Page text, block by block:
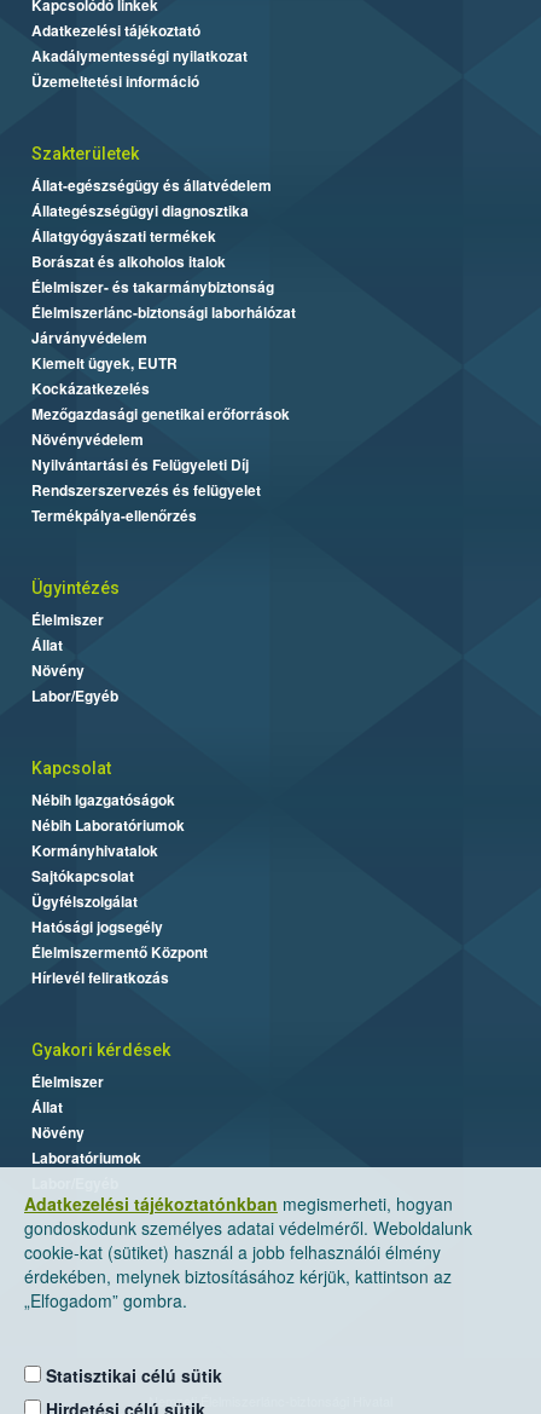
Adatkezelési tájékoztatónkban megismerheti, hogyan
gondoskodunk személyes adatai védelméről. Weboldalunk
cookie-kat (sütiket) használ a jobb felhasználói élmény
érdekében, melynek biztosításához kérjük, kattintson az
„Elfogadom” gombra.
Statisztikai célú sütik
Hirdetési célú sütik
Kapcsolódó linkek
Adatkezelési tájékoztató
Akadálymentességi nyilatkozat
Üzemeltetési információ
Szakterületek
Állat-egészségügy és állatvédelem
Állategészségügyi diagnosztika
Állatgyógyászati termékek
Borászat és alkoholos italok
Élelmiszer- és takarmánybiztonság
Élelmiszerlánc-biztonsági laborhálózat
Járványvédelem
Kiemelt ügyek, EUTR
Kockázatkezelés
Mezőgazdasági genetikai erőforrások
Növényvédelem
Nyilvántartási és Felügyeleti Díj
Rendszerszervezés és felügyelet
Termékpálya-ellenőrzés
Ügyintézés
Élelmiszer
Állat
Növény
Labor/Egyéb
Kapcsolat
Nébih Igazgatóságok
Nébih Laboratóriumok
Kormányhivatalok
Sajtókapcsolat
Ügyfélszolgálat
Hatósági jogsegély
Élelmiszermentő Központ
Hírlevél feliratkozás
Gyakori kérdések
Élelmiszer
Állat
Növény
Laboratóriumok
Nemzeti Élelmiszerlánc-biztonsági Hivatal